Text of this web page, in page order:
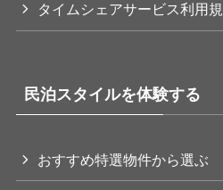
タイムシェアサービス利用
民泊スタイルを体験する
おすすめ特選物件から選ぶ